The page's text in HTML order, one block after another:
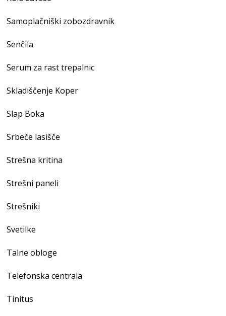
Samoplačniški zobozdravnik
Senčila
Serum za rast trepalnic
Skladiščenje Koper
Slap Boka
Srbeče lasišče
Strešna kritina
Strešni paneli
Strešniki
Svetilke
Talne obloge
Telefonska centrala
Tinitus